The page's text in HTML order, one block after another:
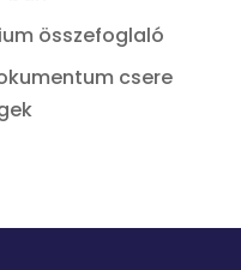
összefoglaló
csere